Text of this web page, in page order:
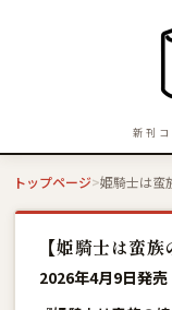
新刊
トップページ 姫騎士は蛮
【姫騎士は蛮族
2026年4月9日発売